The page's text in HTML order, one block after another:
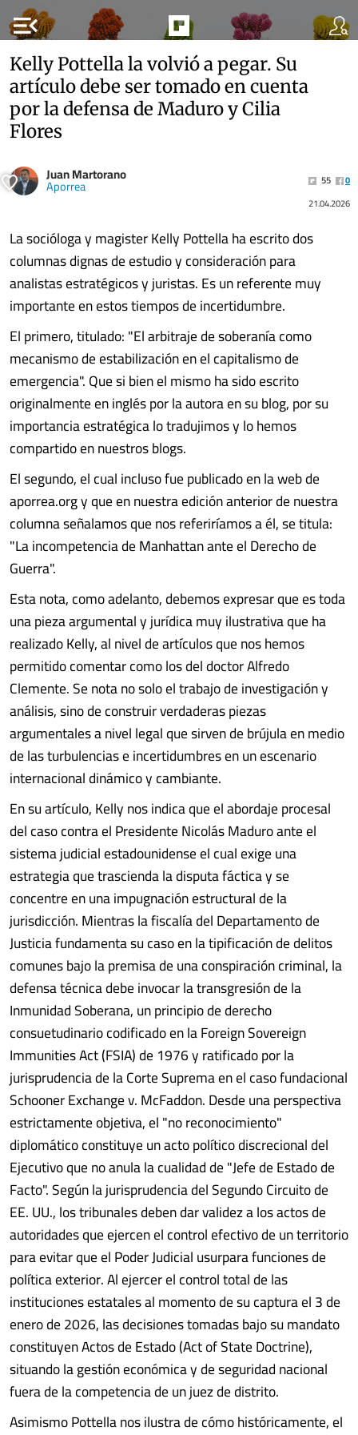
menu_open
Kelly Pottella la volvió a pegar. Su
artículo debe ser tomado en cuenta
por la defensa de Maduro y Cilia
Flores
Juan Martorano
Aporrea 55
0
21.04.2026
La socióloga y magister Kelly Pottella ha escrito dos
columnas dignas de estudio y consideración para
analistas estratégicos y juristas. Es un referente muy
importante en estos tiempos de incertidumbre.
El primero, titulado: "El arbitraje de soberanía como
mecanismo de estabilización en el capitalismo de
emergencia". Que si bien el mismo ha sido escrito
originalmente en inglés por la autora en su blog, por su
importancia estratégica lo tradujimos y lo hemos
compartido en nuestros blogs.
El segundo, el cual incluso fue publicado en la web de
aporrea.org y que en nuestra edición anterior de nuestra
columna señalamos que nos referiríamos a él, se titula:
"La incompetencia de Manhattan ante el Derecho de
Guerra".
Esta nota, como adelanto, debemos expresar que es toda
una pieza argumental y jurídica muy ilustrativa que ha
realizado Kelly, al nivel de artículos que nos hemos
permitido comentar como los del doctor Alfredo
Clemente. Se nota no solo el trabajo de investigación y
análisis, sino de construir verdaderas piezas
argumentales a nivel legal que sirven de brújula en medio
de las turbulencias e incertidumbres en un escenario
internacional dinámico y cambiante.
En su artículo, Kelly nos indica que el abordaje procesal
del caso contra el Presidente Nicolás Maduro ante el
sistema judicial estadounidense el cual exige una
estrategia que trascienda la disputa fáctica y se
concentre en una impugnación estructural de la
jurisdicción. Mientras la fiscalía del Departamento de
Justicia fundamenta su caso en la tipificación de delitos
comunes bajo la premisa de una conspiración criminal, la
defensa técnica debe invocar la transgresión de la
Inmunidad Soberana, un principio de derecho
consuetudinario codificado en la Foreign Sovereign
Immunities Act (FSIA) de 1976 y ratificado por la
jurisprudencia de la Corte Suprema en el caso fundacional
Schooner Exchange v. McFaddon. Desde una perspectiva
estrictamente objetiva, el "no reconocimiento"
diplomático constituye un acto político discrecional del
Ejecutivo que no anula la cualidad de "Jefe de Estado de
Facto". Según la jurisprudencia del Segundo Circuito de
EE. UU., los tribunales deben dar validez a los actos de
autoridades que ejercen el control efectivo de un territorio
para evitar que el Poder Judicial usurpara funciones de
política exterior. Al ejercer el control total de las
instituciones estatales al momento de su captura el 3 de
enero de 2026, las decisiones tomadas bajo su mandato
constituyen Actos de Estado (Act of State Doctrine),
situando la gestión económica y de seguridad nacional
fuera de la competencia de un juez de distrito.
Asimismo Pottella nos ilustra de cómo históricamente, el